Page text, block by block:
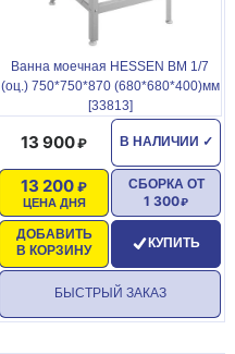
Ванна моечная HESSEN ВМ 1/7
(оц.) 750*750*870 (680*680*400)мм
[33813]
В НАЛИЧИИ ✓
13 900
ЦЕНА ДНЯ
13 200
ДОБАВИТЬ
В КОРЗИНУ
СБОРКА ОТ
1 300
КУПИТЬ
БЫСТРЫЙ ЗАКАЗ